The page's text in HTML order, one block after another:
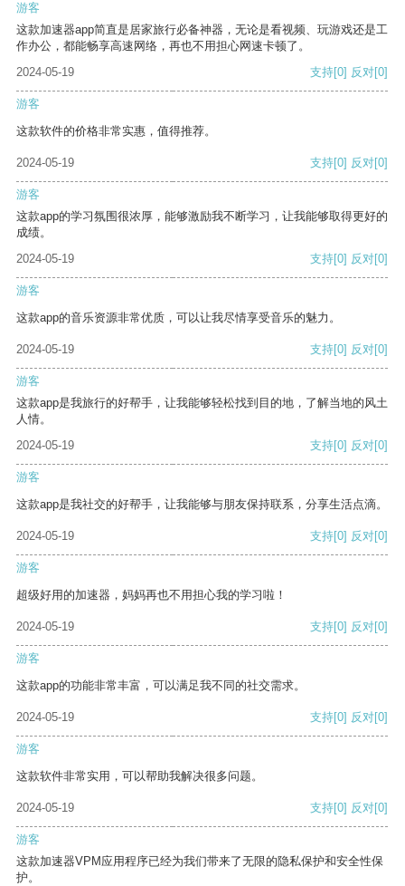
游客
这款加速器app简直是居家旅行必备神器，无论是看视频、玩游戏还是工
作办公，都能畅享高速网络，再也不用担心网速卡顿了。
2024-05-19
支持[0] 反对[0]
游客
这款软件的价格非常实惠，值得推荐。
2024-05-19 支持[0] 反对[0]
游客
这款app的学习氛围很浓厚，能够激励我不断学习，让我能够取得更好的
成绩。
2024-05-19
支持[0] 反对[0]
游客
这款app的音乐资源非常优质，可以让我尽情享受音乐的魅力。
2024-05-19 支持[0] 反对[0]
游客
这款app是我旅行的好帮手，让我能够轻松找到目的地，了解当地的风土
人情。
2024-05-19
支持[0] 反对[0]
游客
这款app是我社交的好帮手，让我能够与朋友保持联系，分享生活点滴。
2024-05-19 支持[0] 反对[0]
游客
超级好用的加速器，妈妈再也不用担心我的学习啦！
2024-05-19 支持[0] 反对[0]
游客
这款app的功能非常丰富，可以满足我不同的社交需求。
2024-05-19 支持[0] 反对[0]
游客
这款软件非常实用，可以帮助我解决很多问题。
2024-05-19 支持[0] 反对[0]
游客
这款加速器VPM应用程序已经为我们带来了无限的隐私保护和安全性保
护。